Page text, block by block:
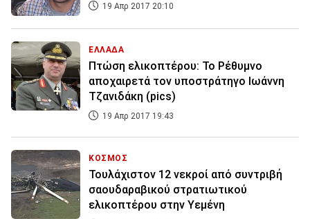
19 Απρ 2017 20:10
ΕΛΛΑΔΑ
Πτώση ελικοπτέρου: Το Ρέθυμνο
αποχαιρετά τον υποστράτηγο Ιωάννη
Τζανιδάκη (pics)
19 Απρ 2017 19:43
ΚΟΣΜΟΣ
Τουλάχιστον 12 νεκροί από συντριβή
σαουδαραβικού στρατιωτικού
ελικοπτέρου στην Υεμένη